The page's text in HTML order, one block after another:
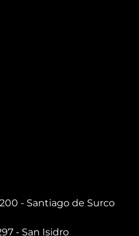
- Santiago de Surco
- San Isidro